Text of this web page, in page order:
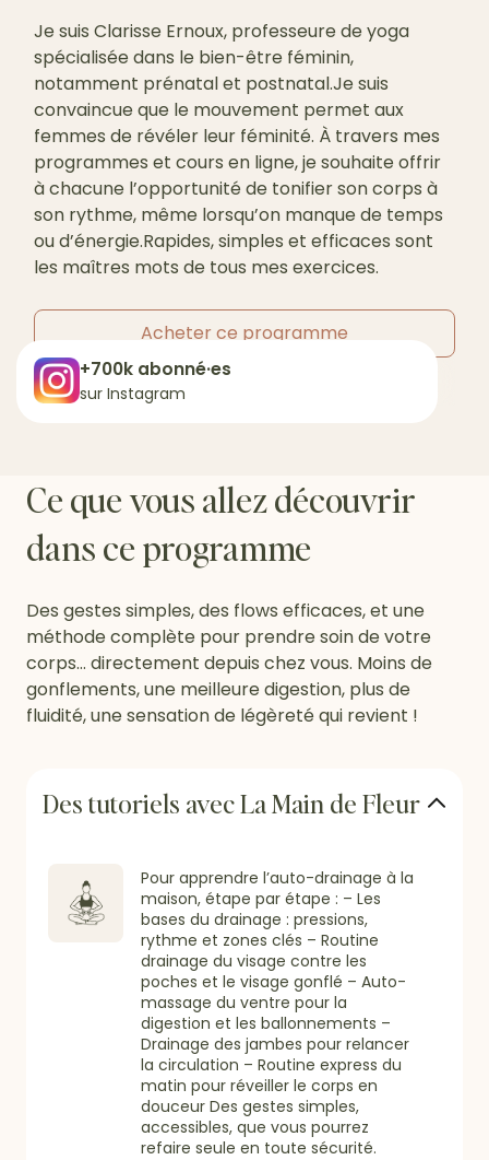
+700k abonné·es
sur Instagram
Je suis Clarisse Ernoux, professeure de yoga
spécialisée dans le bien-être féminin,
notamment prénatal et postnatal.Je suis
convaincue que le mouvement permet aux
femmes de révéler leur féminité. À travers mes
programmes et cours en ligne, je souhaite offrir
à chacune l’opportunité de tonifier son corps à
son rythme, même lorsqu’on manque de temps
ou d’énergie.Rapides, simples et efficaces sont
les maîtres mots de tous mes exercices.
Acheter ce programme
Ce que vous allez découvrir
dans ce programme
Des gestes simples, des flows efficaces, et une
méthode complète pour prendre soin de votre
corps… directement depuis chez vous. Moins de
gonflements, une meilleure digestion, plus de
fluidité, une sensation de légèreté qui revient !
Des tutoriels avec La Main de Fleur
Pour apprendre l’auto-drainage à la
maison, étape par étape : – Les
bases du drainage : pressions,
rythme et zones clés – Routine
drainage du visage contre les
poches et le visage gonflé – Auto-
massage du ventre pour la
digestion et les ballonnements –
Drainage des jambes pour relancer
la circulation – Routine express du
matin pour réveiller le corps en
douceur Des gestes simples,
accessibles, que vous pourrez
refaire seule en toute sécurité.